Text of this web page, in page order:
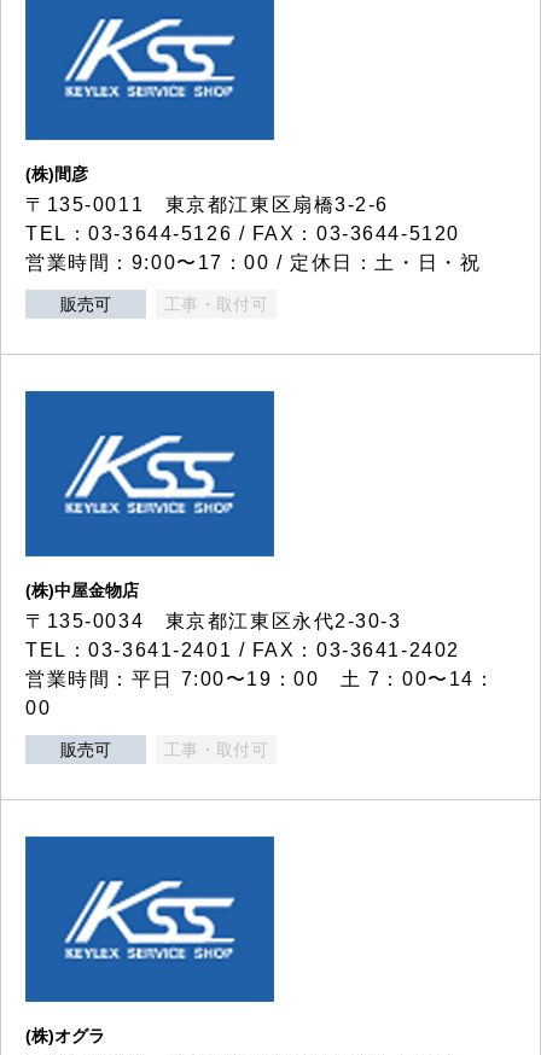
(株)間彦
〒135-0011 東京都江東区扇橋3-2-6
TEL：03-3644-5126 / FAX：03-3644-5120
営業時間：9:00〜17：00 / 定休日：土・日・祝
販売可 工事・取付可
(株)中屋金物店
〒135-0034 東京都江東区永代2-30-3
TEL：03-3641-2401 / FAX：03-3641-2402
営業時間：平日 7:00〜19：00 土 7：00〜14：
00
販売可 工事・取付可
(株)オグラ